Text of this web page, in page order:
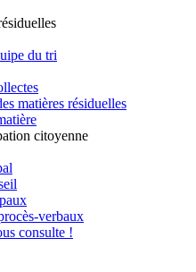
du tri
matières résiduelles
citoyenne
verbaux
consulte !